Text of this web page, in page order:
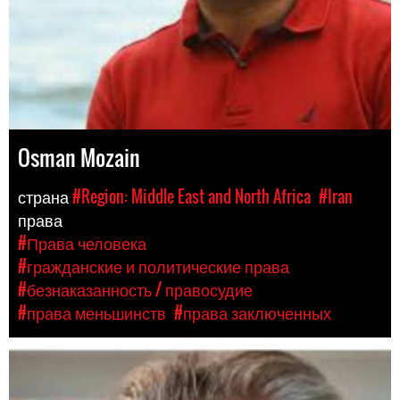
Osman Mozain
страна#Region: Middle East and North Africa #Iran
права
#Права человека
#гражданские и политические права
#безнаказанность / правосудие
#права меньшинств #права заключенных